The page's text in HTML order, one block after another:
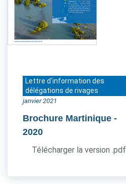
Lettre d'information des
délégations de rivages
janvier 2021
Brochure Martinique -
2020
Télécharger la version .pdf